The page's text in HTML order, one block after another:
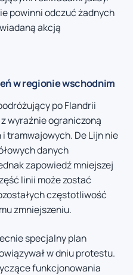
powinni odczuć żadnych
akcją
w regionie wschodnim
po Flandrii
wyraźnie ograniczoną
tramwajowych. De Lijn nie
danych
zapowiedź mniejszej
linii może zostać
częstotliwość
zmniejszeniu.
specjalny plan
w dniu protestu.
funkcjonowania